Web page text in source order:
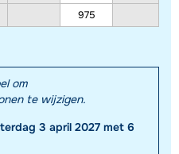
975
om
te wijzigen.
3 april 2027 met 6